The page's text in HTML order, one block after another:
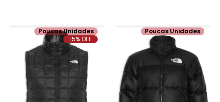
Poucas Unidades
15% OFF
Poucas Unidades